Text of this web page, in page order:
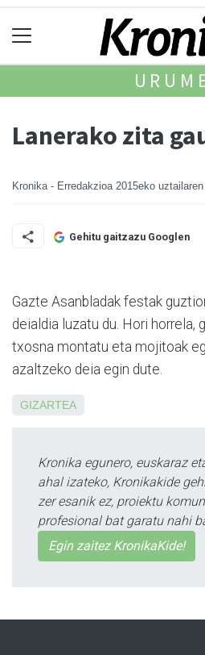
Lanerako zita
Kronika - Erredakzioa 2015eko
Gehitu gaitzazu Googlen
Gazte Asanbladak festak
deialdia luzatu du. Hori horrela,
txosna montatu eta mojitoak
azaltzeko deia egin dute.
GIZARTEA
Kronika egunero, euskaraz
ahal izateko, Kronikakide
zer esanik ez, proiektu
profesional bat garatu nahi
Egin zaitez KronikaKide!